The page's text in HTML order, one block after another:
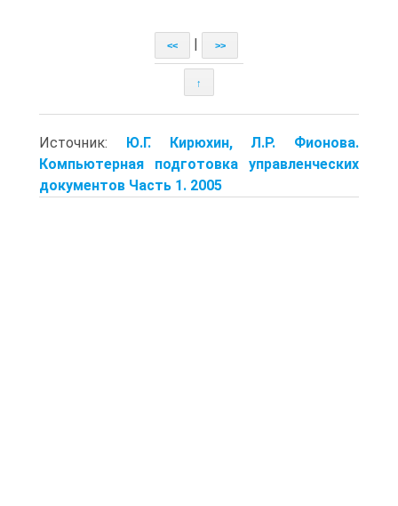
<< >>
↑
Источник: Ю.Г. Кирюхин, Л.Р. Фионова.
Компьютерная подготовка управленческих
документов Часть 1. 2005